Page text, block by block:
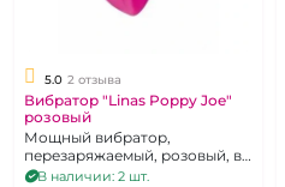
5.0 2 отзыва
Вибратор "Linas Poppy Joe"
розовый
Мощный вибратор,
перезаряжаемый, розовый, в
трусики
В наличии: 2 шт.